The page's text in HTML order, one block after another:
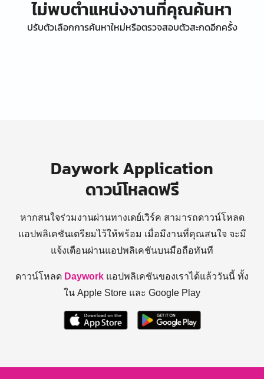
ไม่พบตำแหน่งงานที่คุณค้นหา
ปรับตัวเลือกการค้นหาใหม่หรือตรวจสอบตัวสะกดอีกครั้ง
Daywork Application
ดาวน์โหลดฟรี
หากสนใจร่วมงานผ่านทางเดย์เวิร์ค สามารถดาวน์โหลด
แอปพลิเคชันเตรียมไว้ให้พร้อม เมื่อมีงานที่คุณสนใจ จะมี
แจ้งเตือนผ่านแอปพลิเคชันบนมือถือทันที
ดาวน์โหลด Daywork แอปพลิเคชันของเราได้แล้ววันนี้ ทั้ง
ใน Apple Store และ Google Play